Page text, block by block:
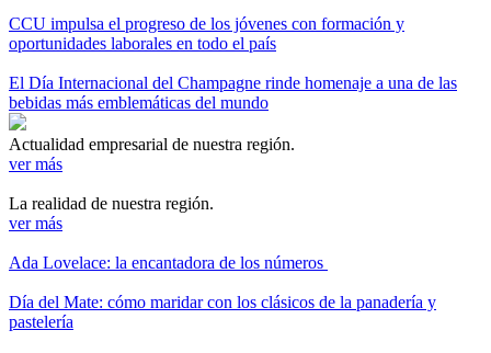
CCU impulsa el progreso de los jóvenes con formación y
oportunidades laborales en todo el país
El Día Internacional del Champagne rinde homenaje a una de las
bebidas más emblemáticas del mundo
Actualidad empresarial de nuestra región.
ver más
La realidad de nuestra región.
ver más
Ada Lovelace: la encantadora de los números
Día del Mate: cómo maridar con los clásicos de la panadería y
pastelería